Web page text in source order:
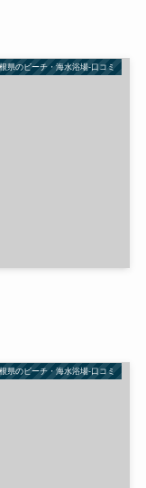
県のビーチ・海水浴場-口コミ
県のビーチ・海水浴場-口コミ